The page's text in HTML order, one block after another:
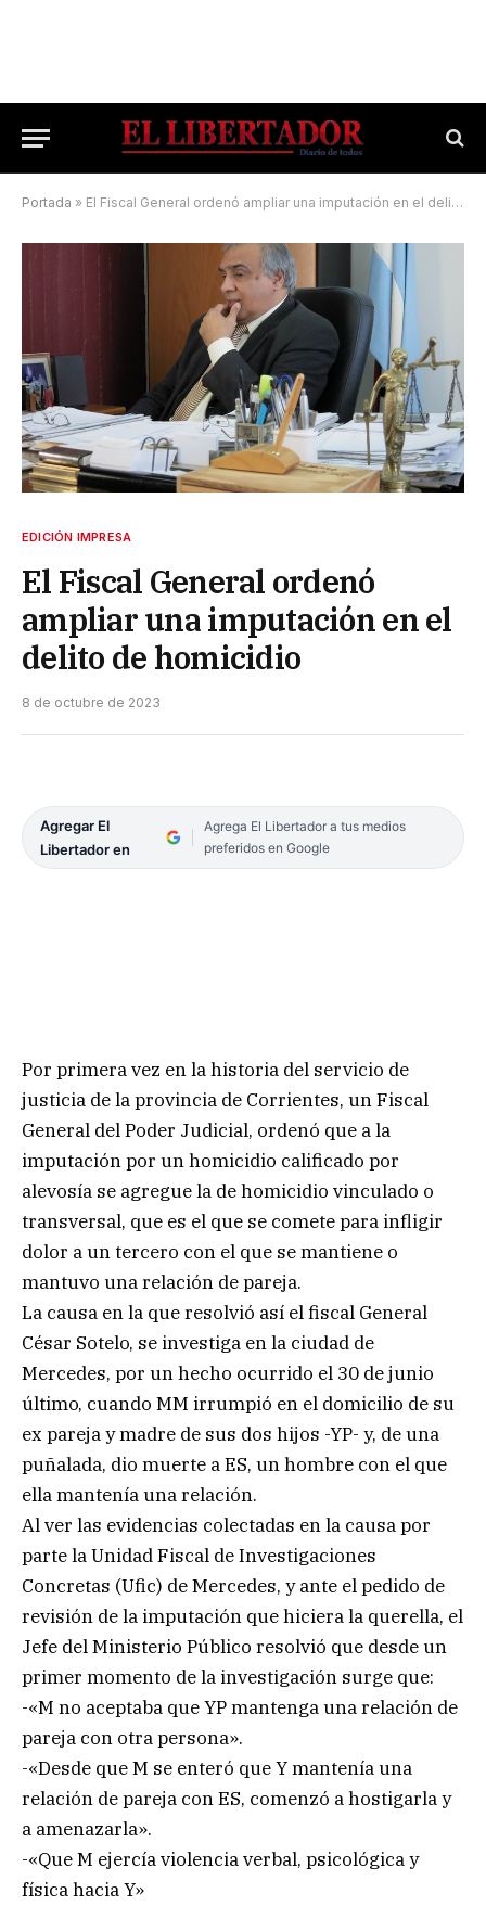
Portada » El Fiscal General ordenó ampliar una imputación en el delito de homicidio
EDICIÓN IMPRESA
El Fiscal General ordenó
ampliar una imputación en el
delito de homicidio
8 de octubre de 2023
Agregar El
Libertador en
Agrega El Libertador a tus medios
preferidos en Google
Por primera vez en la historia del servicio de
justicia de la provincia de Corrientes, un Fiscal
General del Poder Judicial, ordenó que a la
imputación por un homicidio calificado por
alevosía se agregue la de homicidio vinculado o
transversal, que es el que se comete para infligir
dolor a un tercero con el que se mantiene o
mantuvo una relación de pareja.
La causa en la que resolvió así el fiscal General
César Sotelo, se investiga en la ciudad de
Mercedes, por un hecho ocurrido el 30 de junio
último, cuando MM irrumpió en el domicilio de su
ex pareja y madre de sus dos hijos -YP- y, de una
puñalada, dio muerte a ES, un hombre con el que
ella mantenía una relación.
Al ver las evidencias colectadas en la causa por
parte la Unidad Fiscal de Investigaciones
Concretas (Ufic) de Mercedes, y ante el pedido de
revisión de la imputación que hiciera la querella, el
Jefe del Ministerio Público resolvió que desde un
primer momento de la investigación surge que:
-«M no aceptaba que YP mantenga una relación de
pareja con otra persona».
-«Desde que M se enteró que Y mantenía una
relación de pareja con ES, comenzó a hostigarla y
a amenazarla».
-«Que M ejercía violencia verbal, psicológica y
física hacia Y»